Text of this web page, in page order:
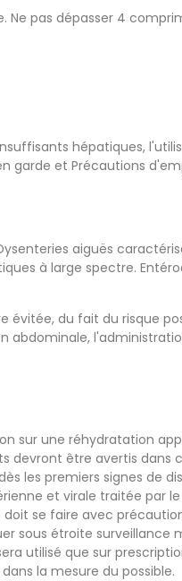
Ne pas dépasser 4
hépatiques,
garde et Précautions
aiguës
à large spectre.
du fait du risque
abdominale,
sur une réhydratation
être avertis dans
les premiers signes de
et virale traitée par
se faire avec
étroite surveillance
utilisé que sur
la mesure du possible.